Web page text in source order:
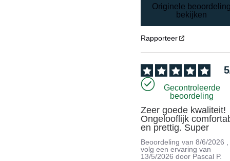
Originele
bekijken
Rapporteer
5
Gecontroleerde
beoordeling
Zeer goede kwaliteit!
Ongelooflijk
en prettig. Super
Beoordeling van8/6/2026
volg een ervaring van
13/5/2026 door Pascal P.